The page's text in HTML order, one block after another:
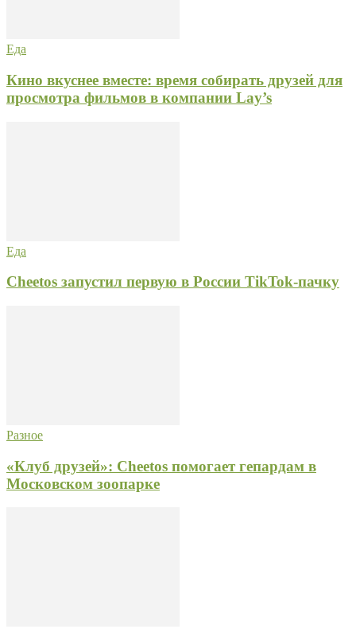
Еда
Кино вкуснее вместе: время собирать друзей для
просмотра фильмов в компании Lay’s
Еда
Cheetos запустил первую в России TikTok-пачку
Разное
«Клуб друзей»: Cheetos помогает гепардам в
Московском зоопарке